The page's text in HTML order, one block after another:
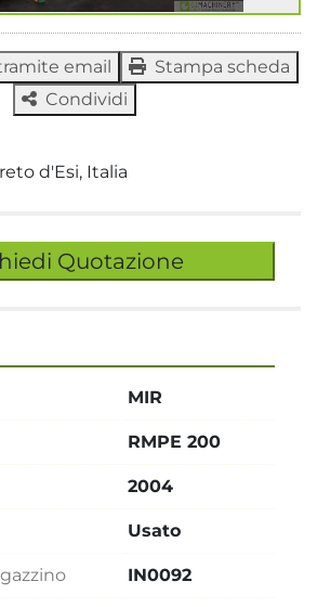
email
Stampa scheda
Condividi
d'Esi, Italia
Quotazione
MIR
RMPE 200
2004
Usato
IN0092